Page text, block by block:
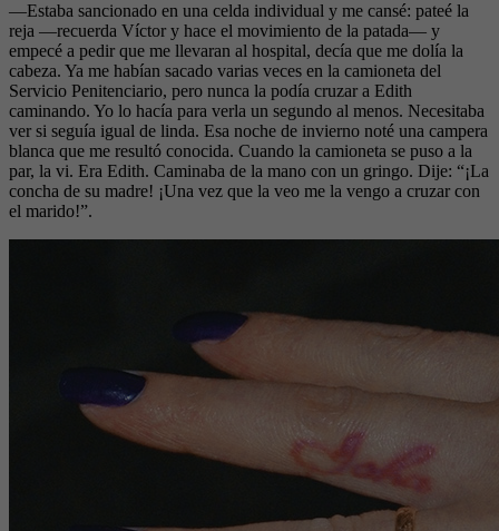
—Estaba sancionado en una celda individual y me cansé: pateé la
reja —recuerda Víctor y hace el movimiento de la patada— y
empecé a pedir que me llevaran al hospital, decía que me dolía la
cabeza. Ya me habían sacado varias veces en la camioneta del
Servicio Penitenciario, pero nunca la podía cruzar a Edith
caminando. Yo lo hacía para verla un segundo al menos. Necesitaba
ver si seguía igual de linda. Esa noche de invierno noté una campera
blanca que me resultó conocida. Cuando la camioneta se puso a la
par, la vi. Era Edith. Caminaba de la mano con un gringo. Dije: “¡La
concha de su madre! ¡Una vez que la veo me la vengo a cruzar con
el marido!”.